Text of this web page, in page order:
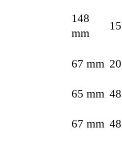
148
mm
67 mm
65 mm
67 mm